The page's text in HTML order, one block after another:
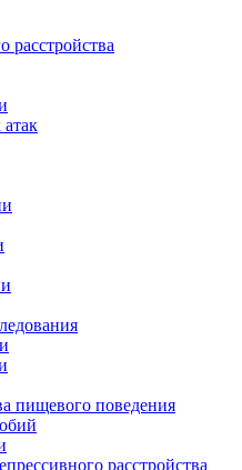
расстройства
пищевого поведения
расстройства